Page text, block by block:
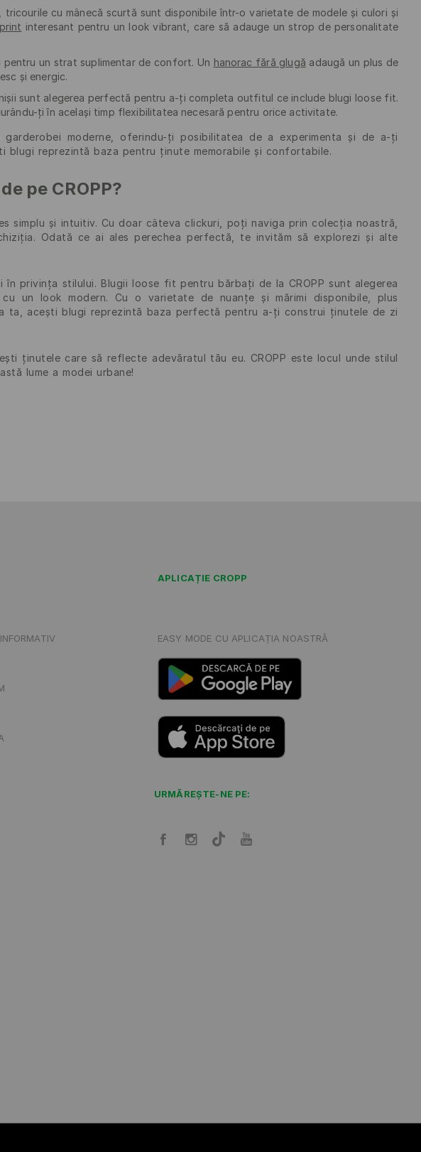
cu mânecă scurtă sunt disponibile într-o varietate de modele și culori și
interesant pentru un look vibrant, care să adauge un strop de personalitate
un strat suplimentar de confort. Un hanorac fără glugă adaugă un plus de
și energic.
sunt alegerea perfectă pentru a-ți completa outfitul ce include blugi loose fit.
ți în același timp flexibilitatea necesară pentru orice activitate.
moderne, oferindu-ți posibilitatea de a experimenta și de a-ți
blugi reprezintă baza pentru ținute memorabile și confortabile.
pe CROPP?
simplu și intuitiv. Cu doar câteva clickuri, poți naviga prin colecția noastră,
Odată ce ai ales perechea perfectă, te invităm să explorezi și alte
privința stilului. Blugii loose fit pentru bărbați de la CROPP sunt alegerea
un look modern. Cu o varietate de nuanțe și mărimi disponibile, plus
ta, acești blugi reprezintă baza perfectă pentru a-ți construi ținutele de zi
ținutele care să reflecte adevăratul tău eu. CROPP este locul unde stilul
lume a modei urbane!
APLICAȚIE CROPP
EASY MODE CU APLICAȚIA NOASTRĂ
URMĂREŞTE-NE PE: